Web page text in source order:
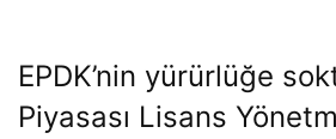
EPDK’nin yürürlüğe
Piyasası Lisans